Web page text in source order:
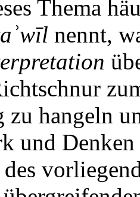
Thema
nennt,
zu hangeln
und